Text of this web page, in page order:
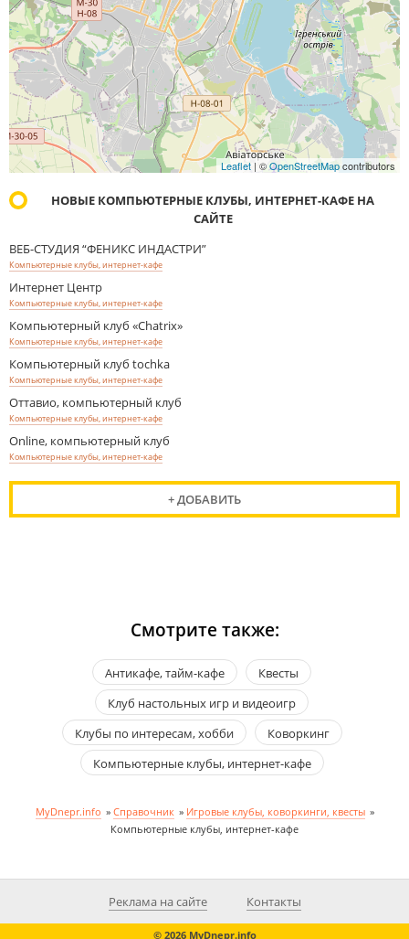
Leaflet | ©OpenStreetMapcontributors
НОВЫЕ КОМПЬЮТЕРНЫЕ КЛУБЫ, ИНТЕРНЕТ-КАФЕ НА
САЙТЕ
ВЕБ-СТУДИЯ “ФЕНИКС ИНДАСТРИ”
Компьютерные клубы, интернет-кафе
Интернет Центр
Компьютерные клубы, интернет-кафе
Компьютерный клуб «Chatrix»
Компьютерные клубы, интернет-кафе
Компьютерный клуб tochka
Компьютерные клубы, интернет-кафе
Оттавио, компьютерный клуб
Компьютерные клубы, интернет-кафе
Online, компьютерный клуб
Компьютерные клубы, интернет-кафе
+ ДОБАВИТЬ
Смотрите также:
Антикафе, тайм-кафе
Квесты
Клуб настольных игр и видеоигр
Клубы по интересам, хобби
Коворкинг
Компьютерные клубы, интернет-кафе
MyDnepr.info » Справочник » Игровые клубы, коворкинги, квесты »
Компьютерные клубы, интернет-кафе
Реклама на сайте Контакты
© 2026 MyDnepr.info